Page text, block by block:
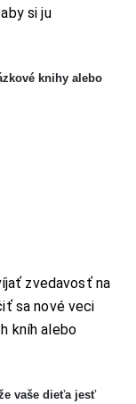
si ju
knihy alebo
zvedavosť na
sa nové veci
kníh alebo
vaše dieťa jesť